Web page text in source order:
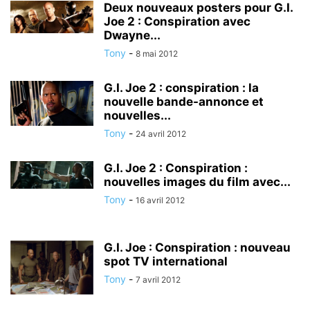
Deux nouveaux posters pour G.I.
Joe 2 : Conspiration avec
Dwayne...
Tony - 8 mai 2012
G.I. Joe 2 : conspiration : la
nouvelle bande-annonce et
nouvelles...
Tony - 24 avril 2012
G.I. Joe 2 : Conspiration :
nouvelles images du film avec...
Tony - 16 avril 2012
G.I. Joe : Conspiration : nouveau
spot TV international
Tony - 7 avril 2012